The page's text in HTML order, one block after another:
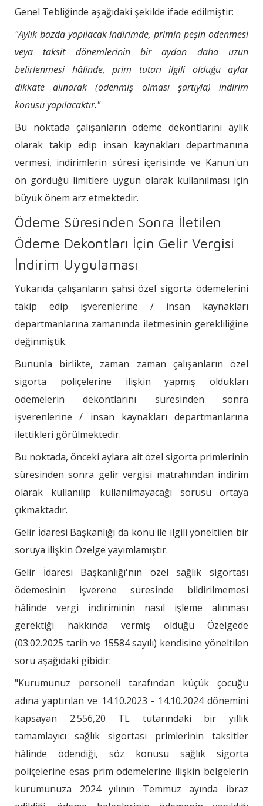
Genel Tebliğinde aşağıdaki şekilde ifade edilmiştir:
"Aylık bazda yapılacak indirimde, primin peşin ödenmesi
veya taksit dönemlerinin bir aydan daha uzun
belirlenmesi hâlinde, prim tutarı ilgili olduğu aylar
dikkate alınarak (ödenmiş olması şartıyla) indirim
konusu yapılacaktır."
Bu noktada çalışanların ödeme dekontlarını aylık
olarak takip edip insan kaynakları departmanına
vermesi, indirimlerin süresi içerisinde ve Kanun'un
ön gördüğü limitlere uygun olarak kullanılması için
büyük önem arz etmektedir.
Ödeme Süresinden Sonra İletilen
Ödeme Dekontları İçin Gelir Vergisi
İndirim Uygulaması
Yukarıda çalışanların şahsi özel sigorta ödemelerini
takip edip işverenlerine / insan kaynakları
departmanlarına zamanında iletmesinin gerekliliğine
değinmiştik.
Bununla birlikte, zaman zaman çalışanların özel
sigorta poliçelerine ilişkin yapmış oldukları
ödemelerin dekontlarını süresinden sonra
işverenlerine / insan kaynakları departmanlarına
ilettikleri görülmektedir.
Bu noktada, önceki aylara ait özel sigorta primlerinin
süresinden sonra gelir vergisi matrahından indirim
olarak kullanılıp kullanılmayacağı sorusu ortaya
çıkmaktadır.
Gelir İdaresi Başkanlığı da konu ile ilgili yöneltilen bir
soruya ilişkin Özelge yayımlamıştır.
Gelir İdaresi Başkanlığı'nın özel sağlık sigortası
ödemesinin işverene süresinde bildirilmemesi
hâlinde vergi indiriminin nasıl işleme alınması
gerektiği hakkında vermiş olduğu Özelgede
(03.02.2025 tarih ve 15584 sayılı) kendisine yöneltilen
soru aşağıdaki gibidir:
"Kurumunuz personeli tarafından küçük çocuğu
adına yaptırılan ve 14.10.2023 - 14.10.2024 dönemini
kapsayan 2.556,20 TL tutarındaki bir yıllık
tamamlayıcı sağlık sigortası primlerinin taksitler
hâlinde ödendiği, söz konusu sağlık sigorta
poliçelerine esas prim ödemelerine ilişkin belgelerin
kurumunuza 2024 yılının Temmuz ayında ibraz